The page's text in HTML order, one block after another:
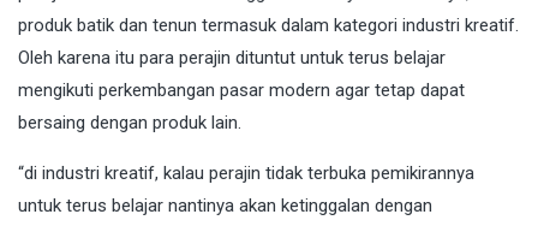
produk batik dan tenun termasuk dalam kategori industri kreatif.
Oleh karena itu para perajin dituntut untuk terus belajar
mengikuti perkembangan pasar modern agar tetap dapat
bersaing dengan produk lain.
“di industri kreatif, kalau perajin tidak terbuka pemikirannya
untuk terus belajar nantinya akan ketinggalan dengan